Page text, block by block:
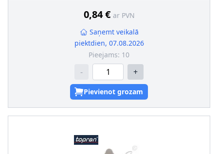
0,84 € ar PVN
Saņemt veikalā
piektdien, 07.08.2026
Pieejams: 10
- +
Pievienot grozam